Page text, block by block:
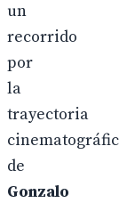
un
recorrido
por
la
trayectoria
de
Gonzalo